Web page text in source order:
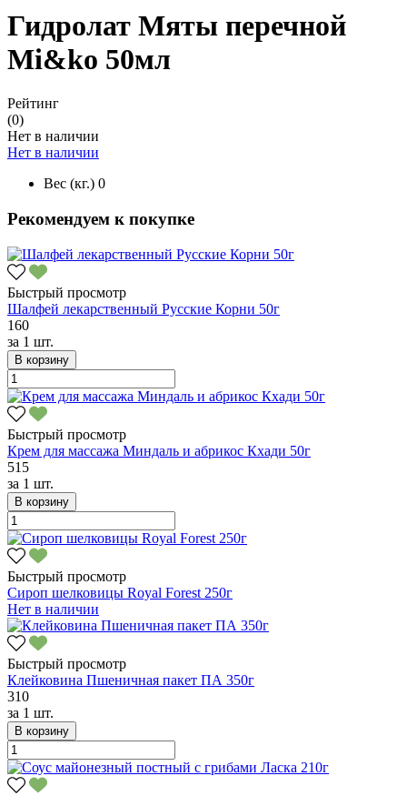
Гидролат Мяты перечной
Mi&ko 50мл
Рейтинг
(0)
Нет в наличии
Нет в наличии
Вес (кг.) 0
Рекомендуем к покупке
Быстрый просмотр
Шалфей лекарственный Русские Корни 50г
160
за 1 шт.
В корзину
Быстрый просмотр
Крем для массажа Миндаль и абрикос Кхади 50г
515
за 1 шт.
В корзину
Быстрый просмотр
Сироп шелковицы Royal Forest 250г
Нет в наличии
Быстрый просмотр
Клейковина Пшеничная пакет ПА 350г
310
за 1 шт.
В корзину